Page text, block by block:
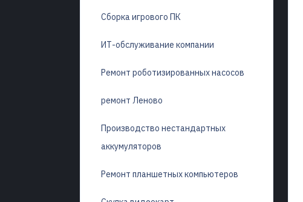
Сборка игрового ПК
ИТ-обслуживание компании
Ремонт роботизированных насосов
ремонт Леново
Производство нестандартных
аккумуляторов
Ремонт планшетных компьютеров